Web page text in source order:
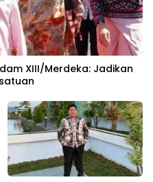
XIII/Merdeka: Jadikan